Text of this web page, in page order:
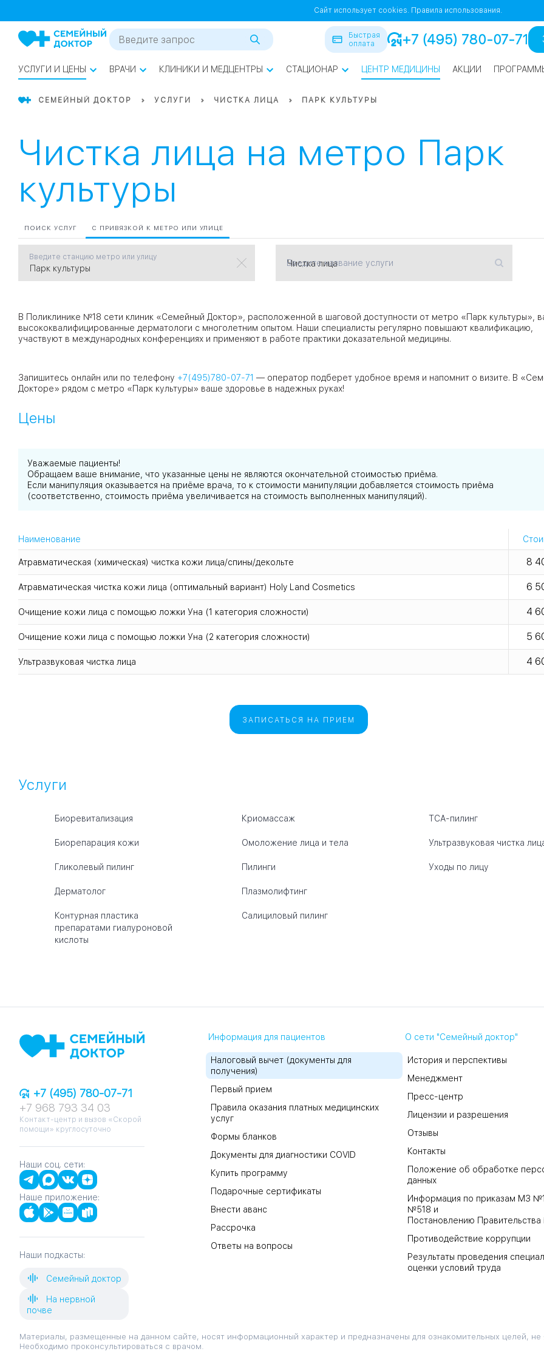
СВАО
ЮАО
ЮЗАО
СЗАО
06
08
1 2
16
17
Проспект Мира
Павелецкая
Теплый Стан Шипиловская
Пражская
Академическая
Братиславская
Академика
поле
Сайт использует cookies. Правила использования.
Быстрая
оплата
+7 (495) 780-07-71
УСЛУГИ И ЦЕНЫ ВРАЧИ КЛИНИКИ И МЕДЦЕНТРЫ СТАЦИОНАР ЦЕНТР МЕДИЦИНЫ АКЦИИ
СЕМЕЙНЫЙ ДОКТОР УСЛУГИ ЧИСТКА ЛИЦА ПАРК КУЛЬТУРЫ
Чистка лица на метро Парк
культуры
ПОИСК УСЛУГ С ПРИВЯЗКОЙ К МЕТРО ИЛИ УЛИЦЕ
Введите станцию метро или улицу
Введите название услуги
В Поликлинике №18 сети клиник «Семейный Доктор», расположенной в шаговой доступности от метро «Парк культуры»,
высококвалифицированные дерматологи с многолетним опытом. Наши специалисты регулярно повышают квалификацию,
участвуют в международных конференциях и применяют в работе практики доказательной медицины.
Запишитесь онлайн или по телефону +7(495)780-07-71 — оператор подберет удобное время и напомнит о визите. В
Докторе» рядом с метро «Парк культуры» ваше здоровье в надежных руках!
Цены
Уважаемые пациенты!
Обращаем ваше внимание, что указанные цены не являются окончательной стоимостью приёма.
Если манипуляция оказывается на приёме врача, то к стоимости манипуляции добавляется стоимость приёма
(соответственно, стоимость приёма увеличивается на стоимость выполненных манипуляций).
Наименование
Атравматическая (химическая) чистка кожи лица/спины/декольте 8
Атравматическая чистка кожи лица (оптимальный вариант) Holy Land Cosmetics 6
Очищение кожи лица с помощью ложки Уна (1 категория сложности) 4
Очищение кожи лица с помощью ложки Уна (2 категория сложности) 5
Ультразвуковая чистка лица 4
ЗАПИСАТЬСЯ НА ПРИЕМ
Услуги
Биоревитализация
Биорепарация кожи
Гликолевый пилинг
Дерматолог
Контурная пластика
препаратами гиалуроновой
кислоты
Криомассаж
Омоложение лица и тела
Пилинги
Плазмолифтинг
Салициловый пилинг
ТСА-пилинг
Ультразвуковая чистка
Уходы по лицу
+7 (495) 780-07-71
+7 968 793 34 03
Контакт-центр и вызов «Скорой
помощи» круглосуточно
Наши соц. сети:
Наше приложение:
Наши подкасты:
Семейный доктор
На нервной
почве
Информация для пациентов
Налоговый вычет (документы для
получения)
Первый прием
Правила оказания платных медицинских
услуг
Формы бланков
Документы для диагностики COVID
Купить программу
Подарочные сертификаты
Внести аванс
Рассрочка
Ответы на вопросы
О сети "Семейный доктор"
История и перспективы
Менеджмент
Пресс-центр
Лицензии и разрешения
Отзывы
Контакты
Положение об обработке
данных
Информация по приказам МЗ
№518 и
Постановлению
Противодействие коррупции
Результаты проведения
оценки условий труда
Материалы, размещенные на данном сайте, носят информационный характер и предназначены для ознакомительных целей,
Необходимо проконсультироваться с врачом.